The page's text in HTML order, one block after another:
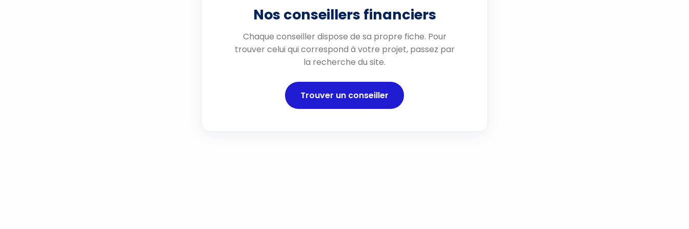
Nos conseillers financiers
Chaque conseiller dispose de sa propre fiche. Pour
trouver celui qui correspond à votre projet, passez par
la recherche du site.
Trouver un conseiller